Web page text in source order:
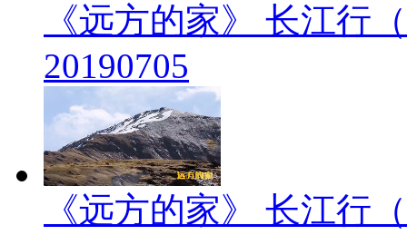
《远方的家》 长江行
20190705
《远方的家》 长江行